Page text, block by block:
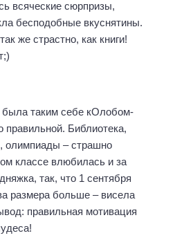
всяческие сюрпризы,
бесподобные вкуснятины.
же страстно, как книги!
была таким себе кОлобом-
правильной. Библиотека,
олимпиады – страшно
классе влюбилась и за
так, что 1 сентября
размера больше – висела
правильная мотивация